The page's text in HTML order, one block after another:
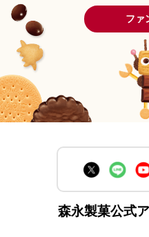
ファ
森永製菓公式